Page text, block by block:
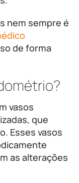
nem sempre é
de forma
vasos
que
Esses vasos
as alterações